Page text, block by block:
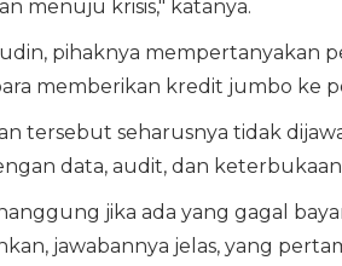
menuju krisis," katanya.
pihaknya mempertanyakan
memberikan kredit jumbo ke
tersebut seharusnya tidak
data, audit, dan
jika ada yang gagal
jawabannya jelas, yang